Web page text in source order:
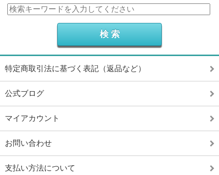
特定商取引法に基づく表記（返品など）
公式ブログ
マイアカウント
お問い合わせ
支払い方法について